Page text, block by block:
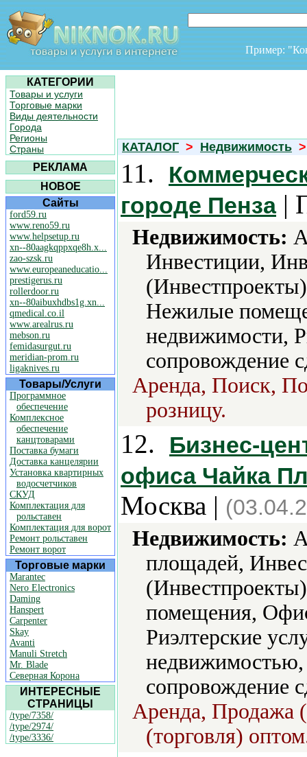
Пример:
КАТЕГОРИИ
Товары и услуги
Торговые марки
Виды деятельности
Города
Регионы
Страны
РЕКЛАМА
НОВОЕ
Сайты
ford59.ru
www.reno59.ru
www.helpsetup.ru
xn--80aagkqppxqe8h.x...
zao-szsk.ru
www.europeaneducatio...
prestigerus.ru
rollerdoor.ru
xn--80aibuxhdbs1g.xn...
qmedical.co.il
www.arealrus.ru
mebson.ru
femidasurgut.ru
meridian-prom.ru
ligaknives.ru
Товары/Услуги
Программное
обеспечение
Комплексное
обеспечение
канцтоварами
Поставка бумаги
Доставка канцелярии
Установка квартирных
водосчетчиков
СКУД
Комплектация для
рольставен
Комплектация для ворот
Ремонт рольставен
Ремонт ворот
Торговые марки
Marantec
Nero Electronics
Daming
Hanspert
Carpenter
Skay
Avanti
Manuli Stretch
Mr. Blade
Северная Корона
ИНТЕРЕСНЫЕ
СТРАНИЦЫ
/type/7358/
/type/2974/
/type/3336/
КАТАЛОГ > Недвижимость >
11.
городе Пенза|
Недвижимость:
Инвестиции,
Нежилые
недвижимости,
сопровождение
Аренда, Поиск,
розницу.
12.
Бизнес-
офиса Чайка
Москва |
Недвижимость:
площадей,
помещения,
Риэлтерские
сопровождение
Аренда, Продажа
(торговля)